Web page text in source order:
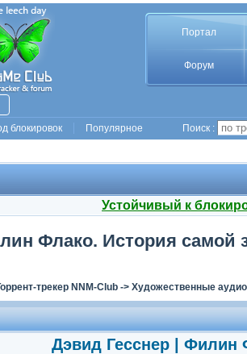
Портал
Форум
блокировок Популярное Поиск :
Устойчивый к
Флако. История
трекер NNM-Club-> Художественные
Дэвид Гесснер | Филин